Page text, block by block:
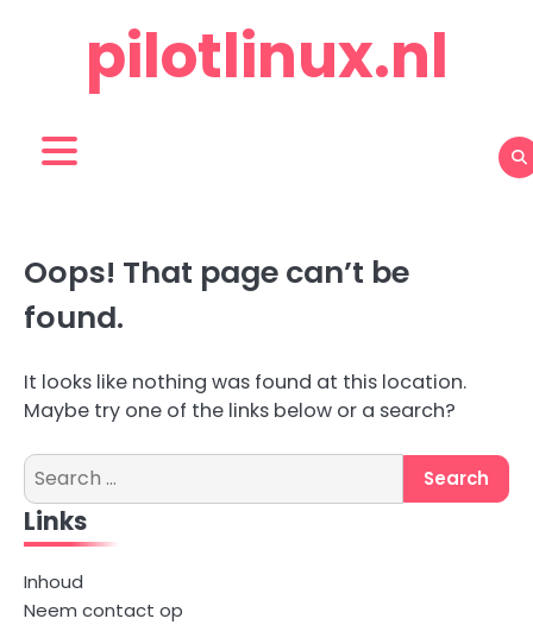
pilotlinux.nl
Oops! That page can’t be
found.
It looks like nothing was found at this location.
Maybe try one of the links below or a search?
Search
for:
Links
Inhoud
Neem contact op